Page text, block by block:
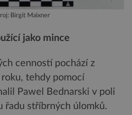
Birgit Maixner
jako mince
cenností pochází z
tehdy pomocí
Pawel Bednarski v poli
řadu stříbrných úlomků.